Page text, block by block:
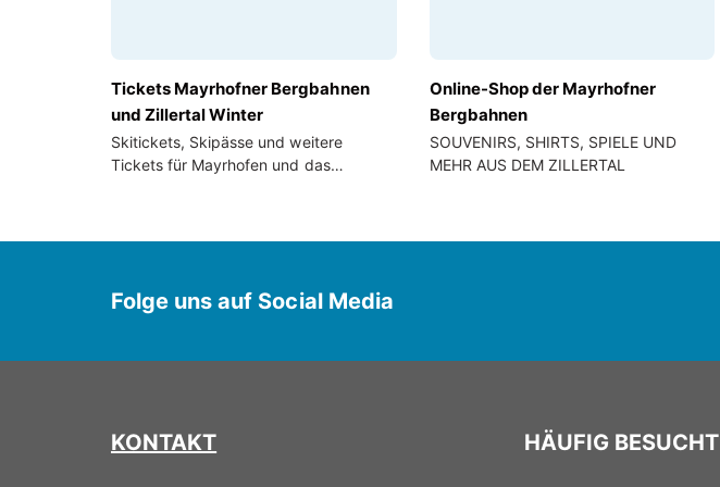
Tickets Mayrhofner Bergbahnen
und Zillertal Winter
Skitickets, Skipässe und weitere
Tickets für Mayrhofen und das
Online-Shop der Mayrhofner
Bergbahnen
SOUVENIRS, SHIRTS, SPIELE UND
MEHR AUS DEM ZILLERTAL
Folge uns auf Social Media
KONTAKT HÄUFIG BESUCHT